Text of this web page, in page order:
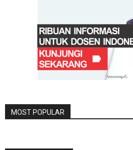
MOST POPULAR